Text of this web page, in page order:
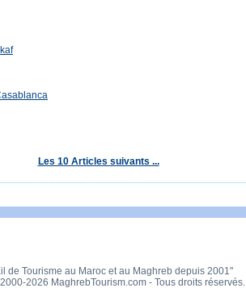
Les 10 Articles suivants ...
de Tourisme au Maroc et au Maghreb depuis 2001"
2026 MaghrebTourism.com - Tous droits réservés.